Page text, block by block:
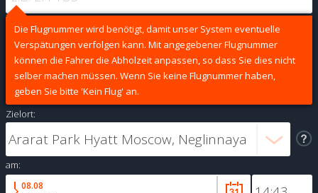
Die Flugnummer wird benötigt, damit unser System eventuelle
Verspätungen verfolgen kann. Mit angegebener Flugnummer
können die Fahrer die Abholzeit anpassen, so dass Sie dies nicht
selber machen müssen. Wenn Sie keine Flugnummer haben,
geben Sie bitte 'Kein Flug' an.
Zielort:
am:
08.08